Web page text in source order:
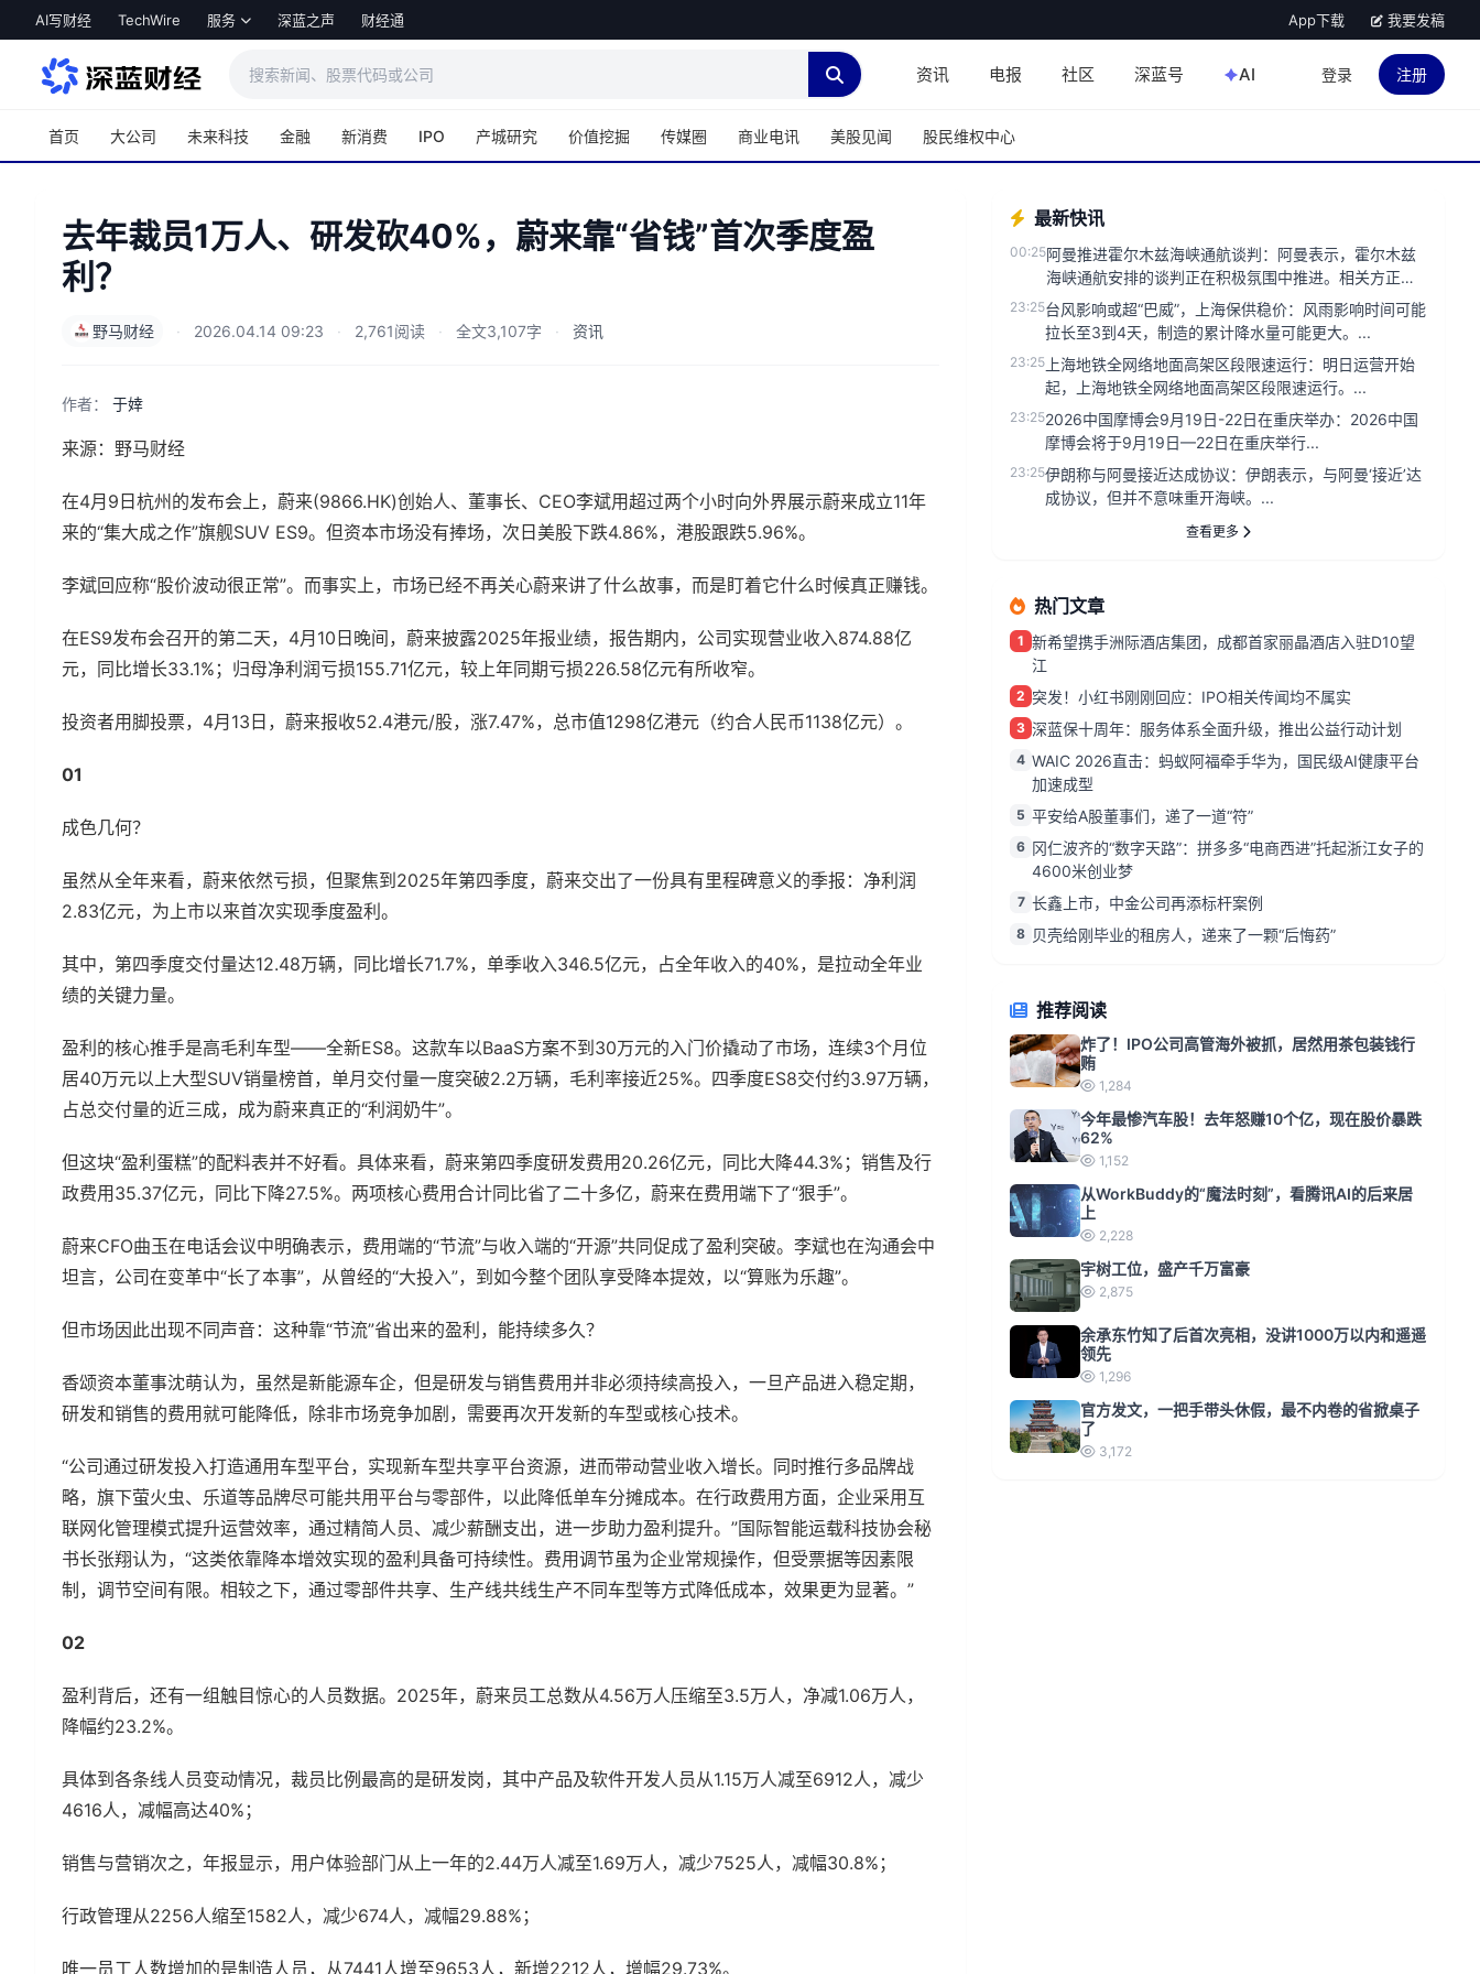
跳转到主内容
AI写财经 TechWire 服务 深蓝之声 财经通 App下载 我要发稿
资讯 电报 社区 深蓝号 AI 登录 注册
首页 大公司 未来科技 金融 新消费 IPO 产城研究 价值挖掘 传媒圈 商业电讯 美股见闻 股民维权中心
去年裁员1万人、研发砍40%，蔚来靠“省钱”首次季度盈
利？
野马财经 · 2026.04.14 09:23 · 2,761阅读 · 全文3,107字 · 资讯
作者： 于婞
来源：野马财经
在4月9日杭州的发布会上，蔚来(9866.HK)创始人、董事长、CEO李斌用超过两个小时向外界展示蔚来成立11年
来的“集大成之作”旗舰SUV ES9。但资本市场没有捧场，次日美股下跌4.86%，港股跟跌5.96%。
李斌回应称“股价波动很正常”。而事实上，市场已经不再关心蔚来讲了什么故事，而是盯着它什么时候真正赚钱。
在ES9发布会召开的第二天，4月10日晚间，蔚来披露2025年报业绩，报告期内，公司实现营业收入874.88亿
元，同比增长33.1%；归母净利润亏损155.71亿元，较上年同期亏损226.58亿元有所收窄。
投资者用脚投票，4月13日，蔚来报收52.4港元/股，涨7.47%，总市值1298亿港元（约合人民币1138亿元）。
01
成色几何？
虽然从全年来看，蔚来依然亏损，但聚焦到2025年第四季度，蔚来交出了一份具有里程碑意义的季报：净利润
2.83亿元，为上市以来首次实现季度盈利。
其中，第四季度交付量达12.48万辆，同比增长71.7%，单季收入346.5亿元，占全年收入的40%，是拉动全年业
绩的关键力量。
盈利的核心推手是高毛利车型——全新ES8。这款车以BaaS方案不到30万元的入门价撬动了市场，连续3个月位
居40万元以上大型SUV销量榜首，单月交付量一度突破2.2万辆，毛利率接近25%。四季度ES8交付约3.97万辆，
占总交付量的近三成，成为蔚来真正的“利润奶牛”。
但这块“盈利蛋糕”的配料表并不好看。具体来看，蔚来第四季度研发费用20.26亿元，同比大降44.3%；销售及行
政费用35.37亿元，同比下降27.5%。两项核心费用合计同比省了二十多亿，蔚来在费用端下了“狠手”。
蔚来CFO曲玉在电话会议中明确表示，费用端的“节流”与收入端的“开源”共同促成了盈利突破。李斌也在沟通会中
坦言，公司在变革中“长了本事”，从曾经的“大投入”，到如今整个团队享受降本提效，以“算账为乐趣”。
但市场因此出现不同声音：这种靠“节流”省出来的盈利，能持续多久？
香颂资本董事沈萌认为，虽然是新能源车企，但是研发与销售费用并非必须持续高投入，一旦产品进入稳定期，
研发和销售的费用就可能降低，除非市场竞争加剧，需要再次开发新的车型或核心技术。
“公司通过研发投入打造通用车型平台，实现新车型共享平台资源，进而带动营业收入增长。同时推行多品牌战
略，旗下萤火虫、乐道等品牌尽可能共用平台与零部件，以此降低单车分摊成本。在行政费用方面，企业采用互
联网化管理模式提升运营效率，通过精简人员、减少薪酬支出，进一步助力盈利提升。”国际智能运载科技协会秘
书长张翔认为，“这类依靠降本增效实现的盈利具备可持续性。费用调节虽为企业常规操作，但受票据等因素限
制，调节空间有限。相较之下，通过零部件共享、生产线共线生产不同车型等方式降低成本，效果更为显著。”
02
盈利背后，还有一组触目惊心的人员数据。2025年，蔚来员工总数从4.56万人压缩至3.5万人，净减1.06万人，
降幅约23.2%。
具体到各条线人员变动情况，裁员比例最高的是研发岗，其中产品及软件开发人员从1.15万人减至6912人，减少
4616人，减幅高达40%；
销售与营销次之，年报显示，用户体验部门从上一年的2.44万人减至1.69万人，减少7525人，减幅30.8%；
行政管理从2256人缩至1582人，减少674人，减幅29.88%；
唯一员工人数增加的是制造人员，从7441人增至9653人，新增2212人，增幅29.73%。
最新快讯
00:25阿曼推进霍尔木兹海峡通航谈判：阿曼表示，霍尔木兹
海峡通航安排的谈判正在积极氛围中推进。相关方正就
确保该地区航运安全与畅通...
23:25台风影响或超“巴威”，上海保供稳价：风雨影响时间可能
拉长至3到4天，制造的累计降水量可能更大。...
23:25 上海地铁全网络地面高架区段限速运行：明日运营开始
起，上海地铁全网络地面高架区段限速运行。...
23:252026中国摩博会9月19日-22日在重庆举办：2026中国
摩博会将于9月19日—22日在重庆举行...
23:25伊朗称与阿曼接近达成协议：伊朗表示，与阿曼‘接近’达
成协议，但并不意味重开海峡。...
查看更多
热门文章
1 新希望携手洲际酒店集团，成都首家丽晶酒店入驻D10望
江
2 突发！小红书刚刚回应：IPO相关传闻均不属实
3 深蓝保十周年：服务体系全面升级，推出公益行动计划
4 WAIC 2026直击：蚂蚁阿福牵手华为，国民级AI健康平台
加速成型
5 平安给A股董事们，递了一道“符”
6 冈仁波齐的“数字天路”：拼多多“电商西进”托起浙江女子的
4600米创业梦
7 长鑫上市，中金公司再添标杆案例
8 贝壳给刚毕业的租房人，递来了一颗“后悔药”
推荐阅读
炸了！IPO公司高管海外被抓，居然用茶包装钱行
贿
1,284
今年最惨汽车股！去年怒赚10个亿，现在股价暴跌
62%
1,152
从WorkBuddy的“魔法时刻”，看腾讯AI的后来居
上
2,228
宇树工位，盛产千万富豪
2,875
余承东竹知了后首次亮相，没讲1000万以内和遥遥
领先
1,296
官方发文，一把手带头休假，最不内卷的省掀桌子
了
3,172